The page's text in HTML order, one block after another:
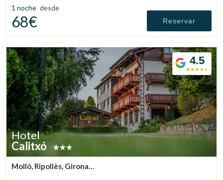
1 noche desde
68€ Reservar
4.5
Hotel
Calitxó
Molló, Ripollès, Girona